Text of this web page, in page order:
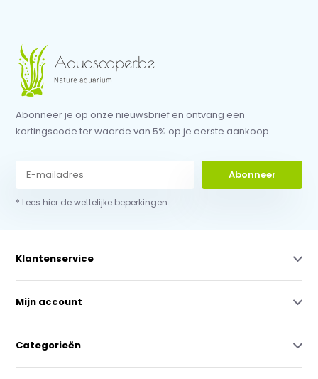
Abonneer je op onze nieuwsbrief en ontvang een
kortingscode ter waarde van 5% op je eerste aankoop.
Abonneer
* Lees hier de wettelijke beperkingen
Klantenservice
Mijn account
Categorieën